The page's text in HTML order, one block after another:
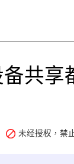
共享
未经授权，禁